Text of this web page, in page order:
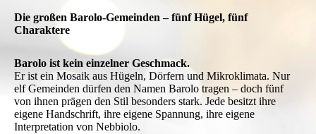
Die großen Barolo-Gemeinden – fünf Hügel, fünf
Charaktere
Barolo ist kein einzelner Geschmack.
Er ist ein Mosaik aus Hügeln, Dörfern und Mikroklimata. Nur
elf Gemeinden dürfen den Namen Barolo tragen – doch fünf
von ihnen prägen den Stil besonders stark. Jede besitzt ihre
eigene Handschrift, ihre eigene Spannung, ihre eigene
Interpretation von Nebbiolo.